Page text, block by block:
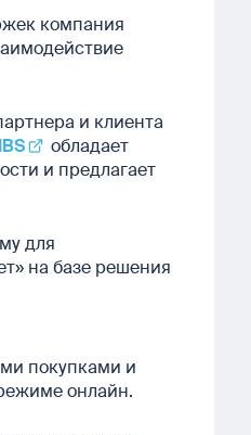
компания
и клиента
IBS
обладает
и предлагает
для
на базе решения
покупками и
онлайн.